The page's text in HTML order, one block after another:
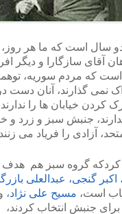
سال است که ما هر روز،
آقای سازگارا و دیگر
که مردم سوریه،
نمی گذارند، آنان
کردن خیابان ها را
ندارند، جنبش سبز و زرد
آزادی را فریاد می
کردکه گروه سبز هم
گنجی، عبدالعلی
است، مسیح علی نژاد،
جنبش انتخاب کردند،